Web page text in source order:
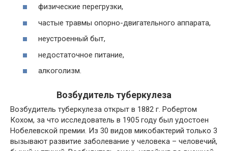
физические перегрузки,
частые травмы опорно-двигательного аппарата,
неустроенный быт,
недостаточное питание,
алкоголизм.
Возбудитель туберкулеза
Возбудитель туберкулеза открыт в 1882 г. Робертом
Кохом, за что исследователь в 1905 году был удостоен
Нобелевской премии. Из 30 видов микобактерий только 3
вызывают развитие заболевание у человека – человечий,